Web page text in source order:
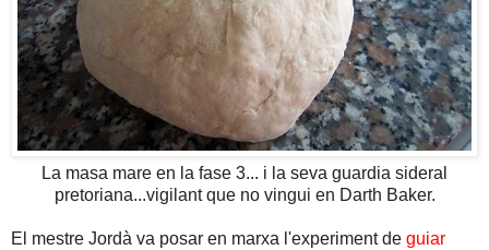
La masa mare en la fase 3... i la seva guardia sideral
pretoriana...vigilant que no vingui en Darth Baker.
El mestre Jordà va posar en marxa l'experiment de guiar